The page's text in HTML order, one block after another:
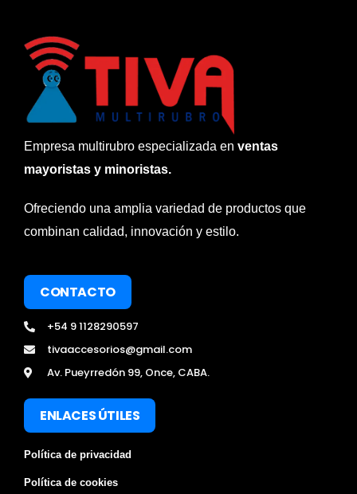
Empresa multirubro especializada en ventas
mayoristas y minoristas.
Ofreciendo una amplia variedad de productos que
combinan calidad, innovación y estilo.
CONTACTO
+54 9 1128290597
tivaaccesorios@gmail.com
Av. Pueyrredón 99, Once, CABA.
ENLACES ÚTILES
Política de privacidad
Política de cookies